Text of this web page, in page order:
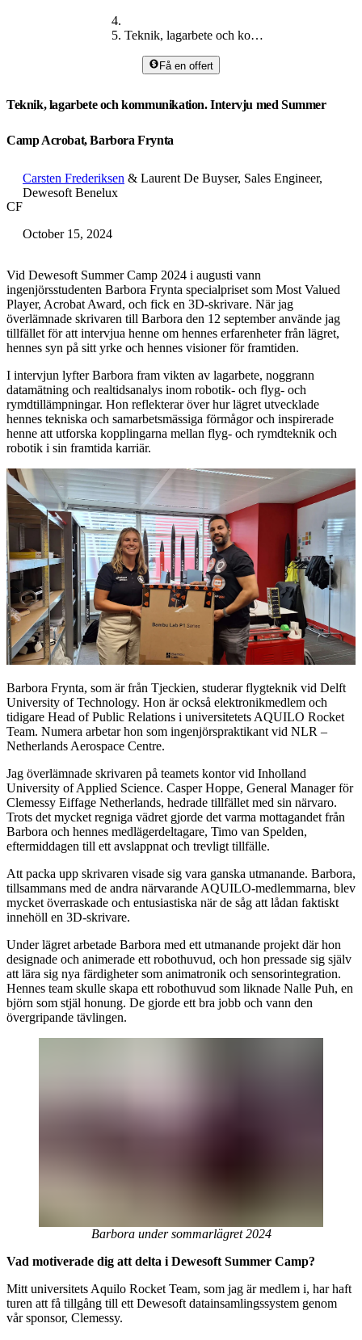
Teknik, lagarbete och kommunikation
Få en offert
Teknik, lagarbete och kommunikation. Intervju med Summer
Camp Acrobat, Barbora Frynta
CF
Carsten Frederiksen & Laurent De Buyser, Sales Engineer,
Dewesoft Benelux
October 15, 2024
Vid Dewesoft Summer Camp 2024 i augusti vann
ingenjörsstudenten Barbora Frynta specialpriset som Most Valued
Player, Acrobat Award, och fick en 3D-skrivare. När jag
överlämnade skrivaren till Barbora den 12 september använde jag
tillfället för att intervjua henne om hennes erfarenheter från lägret,
hennes syn på sitt yrke och hennes visioner för framtiden.
I intervjun lyfter Barbora fram vikten av lagarbete, noggrann
datamätning och realtidsanalys inom robotik- och flyg- och
rymdtillämpningar. Hon reflekterar över hur lägret utvecklade
hennes tekniska och samarbetsmässiga förmågor och inspirerade
henne att utforska kopplingarna mellan flyg- och rymdteknik och
robotik i sin framtida karriär.
Barbora Frynta, som är från Tjeckien, studerar flygteknik vid Delft
University of Technology. Hon är också elektronikmedlem och
tidigare Head of Public Relations i universitetets AQUILO Rocket
Team. Numera arbetar hon som ingenjörspraktikant vid NLR –
Netherlands Aerospace Centre.
Jag överlämnade skrivaren på teamets kontor vid Inholland
University of Applied Science. Casper Hoppe, General Manager för
Clemessy Eiffage Netherlands, hedrade tillfället med sin närvaro.
Trots det mycket regniga vädret gjorde det varma mottagandet från
Barbora och hennes medlägerdeltagare, Timo van Spelden,
eftermiddagen till ett avslappnat och trevligt tillfälle.
Att packa upp skrivaren visade sig vara ganska utmanande. Barbora,
tillsammans med de andra närvarande AQUILO-medlemmarna, blev
mycket överraskade och entusiastiska när de såg att lådan faktiskt
innehöll en 3D-skrivare.
Under lägret arbetade Barbora med ett utmanande projekt där hon
designade och animerade ett robothuvud, och hon pressade sig själv
att lära sig nya färdigheter som animatronik och sensorintegration.
Hennes team skulle skapa ett robothuvud som liknade Nalle Puh, en
björn som stjäl honung. De gjorde ett bra jobb och vann den
övergripande tävlingen.
Barbora under sommarlägret 2024
Vad motiverade dig att delta i Dewesoft Summer Camp?
Mitt universitets Aquilo Rocket Team, som jag är medlem i, har haft
turen att få tillgång till ett Dewesoft datainsamlingssystem genom
vår sponsor, Clemessy.